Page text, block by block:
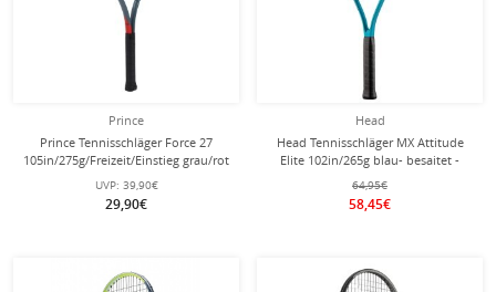
Prince
Prince Tennisschläger Force 27
105in/275g/Freizeit/Einstieg grau/rot
- besaitet -
UVP: 39,90€
29,90€
Head
Head Tennisschläger MX Attitude
Elite 102in/265g blau- besaitet -
64,95€
58,45€